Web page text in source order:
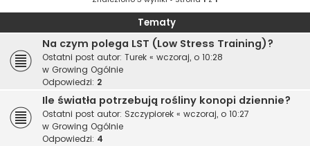
Tematy
Na czym polega LST (Low Stress Training)?
Ostatni post autor: Turek « wczoraj, o 10:28
w Growing Ogólnie
Odpowiedzi: 2
Ile światła potrzebują rośliny konopi dziennie?
Ostatni post autor: Szczypiorek « wczoraj, o 10:27
w Growing Ogólnie
Odpowiedzi: 4